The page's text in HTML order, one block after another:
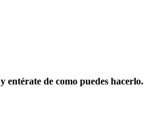
y entérate de como puedes hacerlo.